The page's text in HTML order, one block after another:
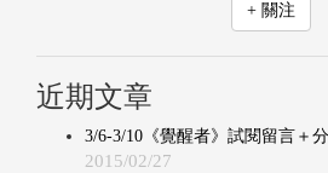
+ 關注
近期文章
3/6-3/10《覺醒者》試閱留言＋
2015/02/27